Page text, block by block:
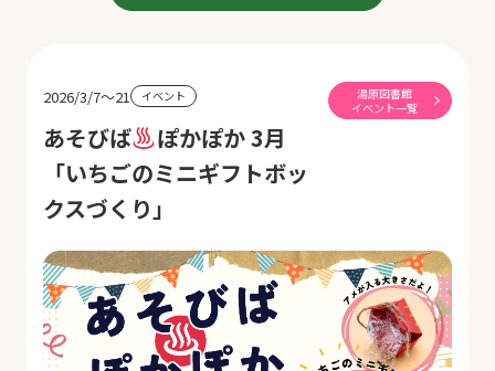
2026/3/7～21 イベント
あそびば
ぽかぽか 3月
「いちごのミニギフトボッ
クスづくり」
湯原図書館
イベント一覧